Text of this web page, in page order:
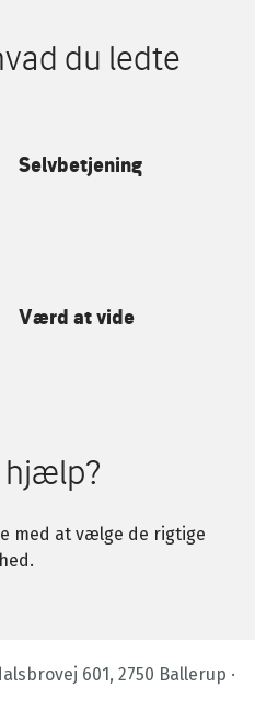
du ledte
Selvbetjening
Værd at vide
hjælp?
med at vælge de rigtige
601, 2750 Ballerup ·